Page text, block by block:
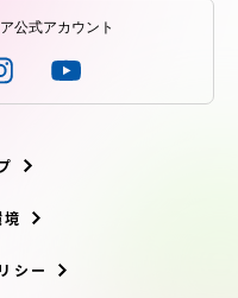
公式アカウント
シー